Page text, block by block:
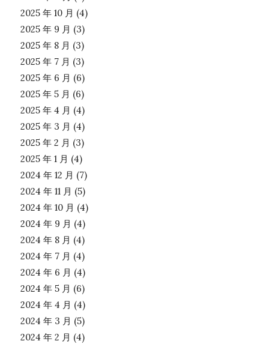
2025 年 10 月 (4)
2025 年 9 月 (3)
2025 年 8 月 (3)
2025 年 7 月 (3)
2025 年 6 月 (6)
2025 年 5 月 (6)
2025 年 4 月 (4)
2025 年 3 月 (4)
2025 年 2 月 (3)
2025 年 1 月 (4)
2024 年 12 月 (7)
2024 年 11 月 (5)
2024 年 10 月 (4)
2024 年 9 月 (4)
2024 年 8 月 (4)
2024 年 7 月 (4)
2024 年 6 月 (4)
2024 年 5 月 (6)
2024 年 4 月 (4)
2024 年 3 月 (5)
2024 年 2 月 (4)